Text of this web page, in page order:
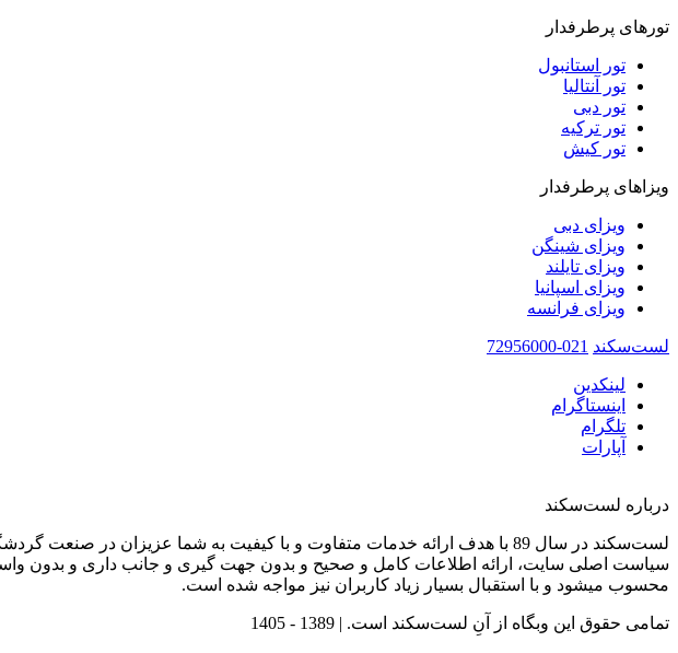
تورهای پرطرفدار
تور استانبول
تور آنتالیا
تور دبی
تور ترکیه
تور کیش
ویزاهای پرطرفدار
ویزای دبی
ویزای شینگن
ویزای تایلند
ویزای اسپانیا
ویزای فرانسه
لست‌سکند 021-72956000
لینکدین
اینستاگرام
تلگرام
آپارات
درباره لست‌سکند
لست‌سکند در سال 89 با هدف ارائه خدمات متفاوت و با کیفیت به شما عزیزان در صنعت گردشگری تاسیس شده است.
سیاست اصلی سایت، ارائه اطلاعات کامل و صحیح و بدون جهت گیری و جانب داری و بدون
محسوب میشود و با استقبال بسیار زیاد کاربران نیز مواجه شده است.
تمامی حقوق این وبگاه از آنِ لست‌سکند است. | 1389 - 1405